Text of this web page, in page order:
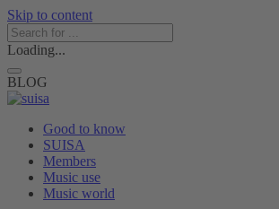
Skip to content
Loading...
BLOG
Good to know
SUISA
Members
Music use
Music world